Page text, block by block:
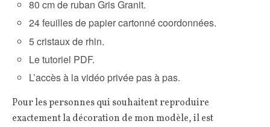
80 cm de ruban Gris Granit.
24 feuilles de papier cartonné coordonnées.
5 cristaux de rhin.
Le tutoriel PDF.
L’accès à la vidéo privée pas à pas.
Pour les personnes qui souhaitent reproduire
exactement la décoration de mon modèle, il est